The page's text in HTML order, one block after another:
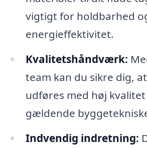
vigtigt for holdbarhed
energieffektivitet.
Kvalitetshåndværk:
team kan du sikre dig,
udføres med høj
gældende
Indvendig indretning: